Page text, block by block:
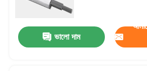
ভালো দাম